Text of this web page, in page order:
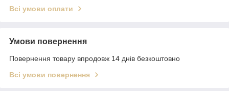
Всі умови оплати
Умови повернення
Повернення товару впродовж 14 днів безкоштовно
Всі умови повернення